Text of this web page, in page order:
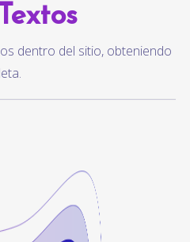
dentro del sitio, obteniendo